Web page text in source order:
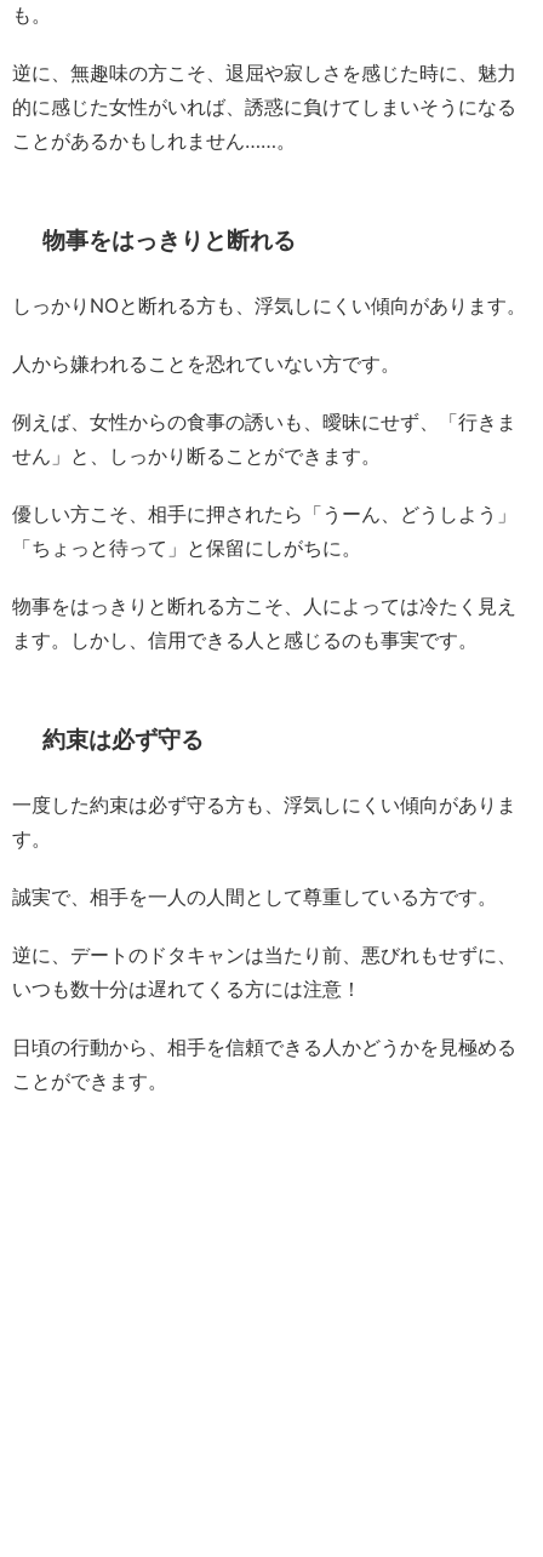
も。
逆に、無趣味の方こそ、退屈や寂しさを感じた時に、魅力
的に感じた女性がいれば、誘惑に負けてしまいそうになる
ことがあるかもしれません……。
物事をはっきりと断れる
しっかりNOと断れる方も、浮気しにくい傾向があります。
人から嫌われることを恐れていない方です。
例えば、女性からの食事の誘いも、曖昧にせず、「行きま
せん」と、しっかり断ることができます。
優しい方こそ、相手に押されたら「うーん、どうしよう」
「ちょっと待って」と保留にしがちに。
物事をはっきりと断れる方こそ、人によっては冷たく見え
ます。しかし、信用できる人と感じるのも事実です。
約束は必ず守る
一度した約束は必ず守る方も、浮気しにくい傾向がありま
す。
誠実で、相手を一人の人間として尊重している方です。
逆に、デートのドタキャンは当たり前、悪びれもせずに、
いつも数十分は遅れてくる方には注意！
日頃の行動から、相手を信頼できる人かどうかを見極める
ことができます。